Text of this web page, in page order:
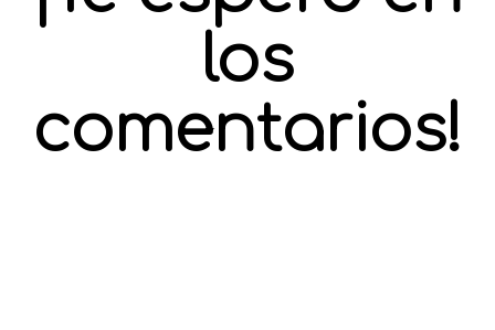
los
comentarios!